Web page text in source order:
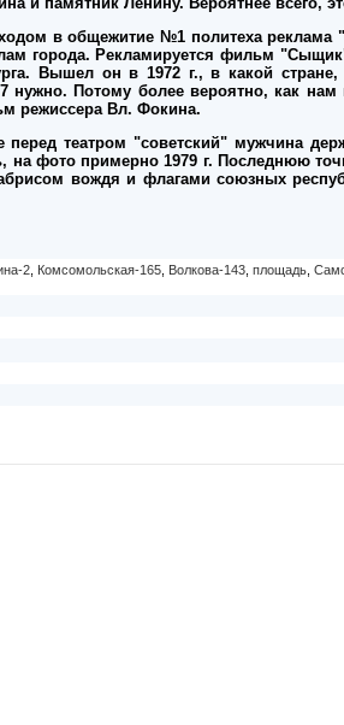
в общежитие №1 политеха реклама
города. Рекламируется фильм
Вышел он в 1972 г., в какой
нужно. Потому более вероятно, как нам
режиссера Вл. Фокина.
перед театром "советский" мужчина
на фото примерно 1979 г. Последнюю
вождя и флагами союзных
2 Комсомольская-165 Волкова-143 площадь